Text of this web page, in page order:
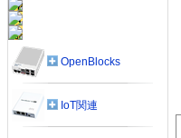
OpenBlocks
IoT関連